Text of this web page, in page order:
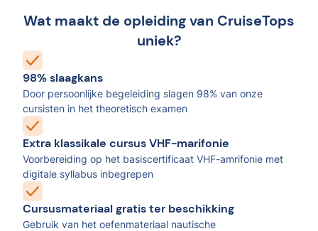
Wat maakt de opleiding van CruiseTops
uniek?
98% slaagkans
Door persoonlijke begeleiding slagen 98% van onze
cursisten in het theoretisch examen
Extra klassikale cursus VHF-marifonie
Voorbereiding op het basiscertificaat VHF-amrifonie met
digitale syllabus inbegrepen
Cursusmateriaal gratis ter beschikking
Gebruik van het oefenmateriaal nautische